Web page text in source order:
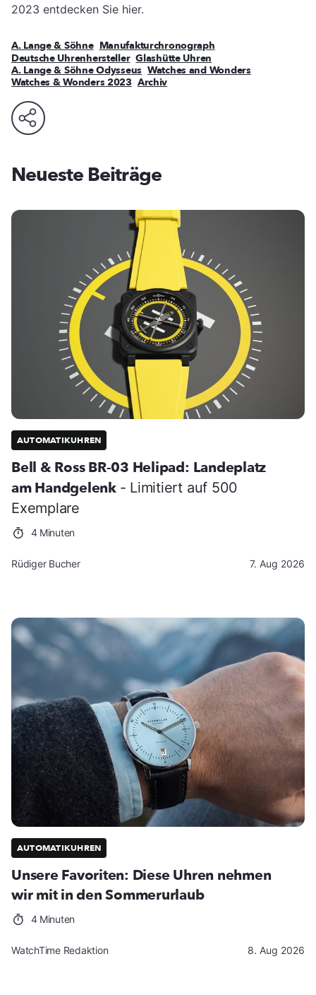
2023 entdecken Sie hier.
A. Lange & Söhne Manufakturchronograph
Deutsche Uhrenhersteller Glashütte Uhren
A. Lange & Söhne Odysseus Watches and Wonders
Watches & Wonders 2023 Archiv
Neueste Beiträge
AUTOMATIKUHREN
Bell & Ross BR-03 Helipad: Landeplatz
am Handgelenk - Limitiert auf 500
Exemplare
4 Minuten
Rüdiger Bucher 7. Aug 2026
AUTOMATIKUHREN
Unsere Favoriten: Diese Uhren nehmen
wir mit in den Sommerurlaub
4 Minuten
WatchTime Redaktion 8. Aug 2026